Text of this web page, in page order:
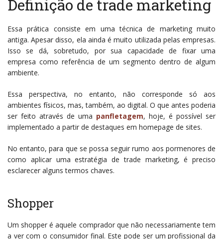
Definição de trade marketing
Essa prática consiste em uma técnica de marketing muito
antiga. Apesar disso, ela ainda é muito utilizada pelas empresas.
Isso se dá, sobretudo, por sua capacidade de fixar uma
empresa como referência de um segmento dentro de algum
ambiente.
Essa perspectiva, no entanto, não corresponde só aos
ambientes físicos, mas, também, ao digital. O que antes poderia
ser feito através de uma panfletagem, hoje, é possível ser
implementado a partir de destaques em homepage de sites.
No entanto, para que se possa seguir rumo aos pormenores de
como aplicar uma estratégia de trade marketing, é preciso
esclarecer alguns termos chaves.
Shopper
Um shopper é aquele comprador que não necessariamente tem
a ver com o consumidor final. Este pode ser um profissional da